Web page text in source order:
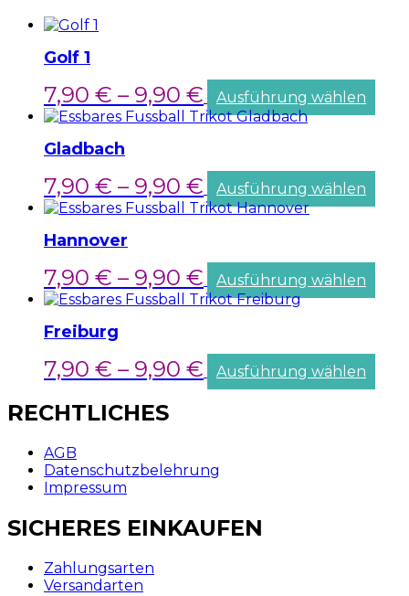
Golf 1
7,90 € – 9,90 € Ausführung wählen
Gladbach
7,90 € – 9,90 € Ausführung wählen
Hannover
7,90 € – 9,90 € Ausführung wählen
Freiburg
7,90 € – 9,90 € Ausführung wählen
RECHTLICHES
AGB
Datenschutzbelehrung
Impressum
SICHERES EINKAUFEN
Zahlungsarten
Versandarten